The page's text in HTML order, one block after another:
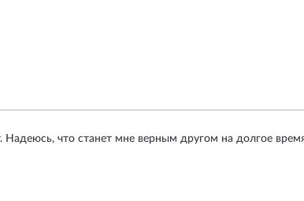
Надеюсь, что станет мне верным другом на долгое